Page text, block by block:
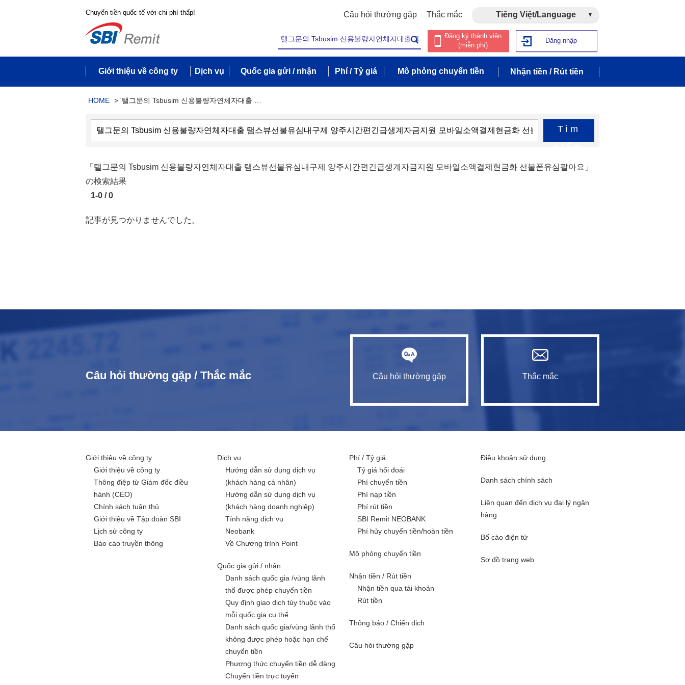
Chuyển tiền quốc tế với chi phí thấp! Câu hỏi thường gặp Thắc mắc Tiếng Việt/Language
Đăng ký thành viên
(miễn phí)
Đăng nhập
Giới thiệu về công ty Dịch vụ Quốc gia gửi / nhận Phí / Tỷ giá Mô phỏng chuyển tiền Nhận tiền / Rút tiền
HOME > '탤그문의 Tsbusim 신용불량자연체자대출 …
Tìm
「탤그문의 Tsbusim 신용불량자연체자대출 탬스뷰선불유심내구제 양주시간편긴급생계자금지원 모바일소액결제현금화 선불폰유심팔아요」
の検索結果
1-0 / 0
記事が見つかりませんでした。
Câu hỏi thường gặp / Thắc mắc Câu hỏi thường gặp Thắc mắc
Giới thiệu về công ty
Giới thiệu về công ty
Thông điệp từ Giám đốc điều
hành (CEO)
Chính sách tuân thủ
Giới thiệu về Tập đoàn SBI
Lịch sử công ty
Báo cáo truyền thông
Dịch vụ
Hướng dẫn sử dụng dịch vụ
(khách hàng cá nhân)
Hướng dẫn sử dụng dịch vụ
(khách hàng doanh nghiệp)
Tính năng dịch vụ
Neobank
Về Chương trình Point
Quốc gia gửi / nhận
Danh sách quốc gia /vùng lãnh
thổ được phép chuyển tiền
Quy định giao dịch tùy thuộc vào
mỗi quốc gia cụ thể
Danh sách quốc gia/vùng lãnh thổ
không được phép hoặc hạn chế
chuyển tiền
Phương thức chuyển tiền dễ dàng
Chuyển tiền trực tuyến
Phí / Tỷ giá
Tỷ giá hối đoái
Phí chuyển tiền
Phí nạp tiền
Phí rút tiền
SBI Remit NEOBANK
Phí hủy chuyển tiền/hoàn tiền
Mô phỏng chuyển tiền
Nhận tiền / Rút tiền
Nhận tiền qua tài khoản
Rút tiền
Thông báo / Chiến dịch
Câu hỏi thường gặp
Điều khoản sử dụng
Danh sách chính sách
Liên quan đến dịch vụ đại lý ngân
hàng
Bố cáo điện tử
Sơ đồ trang web